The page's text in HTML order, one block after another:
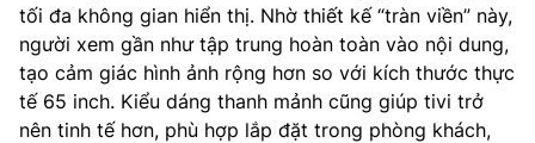
tối đa không gian hiển thị. Nhờ thiết kế “tràn viền” này,
người xem gần như tập trung hoàn toàn vào nội dung,
tạo cảm giác hình ảnh rộng hơn so với kích thước thực
tế 65 inch. Kiểu dáng thanh mảnh cũng giúp tivi trở
nên tinh tế hơn, phù hợp lắp đặt trong phòng khách,